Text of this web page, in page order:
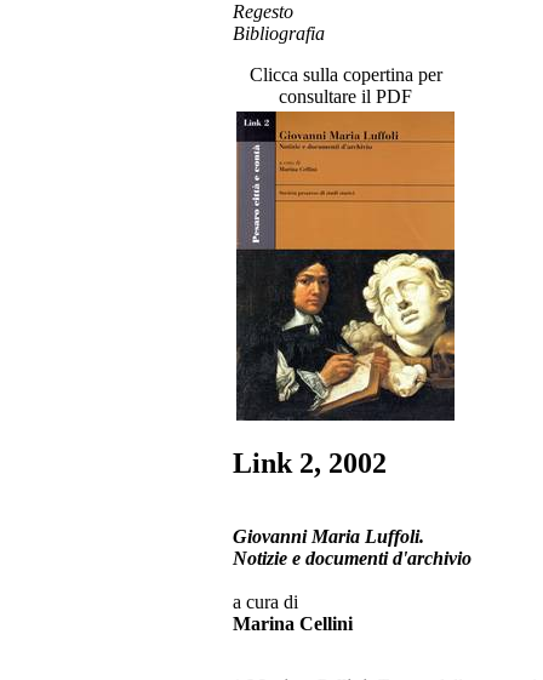
Regesto
Bibliografia
Clicca sulla copertina per
consultare il PDF
Link 2, 2002
Giovanni Maria Luffoli.
Notizie e documenti d'archivio
a cura di
Marina Cellini